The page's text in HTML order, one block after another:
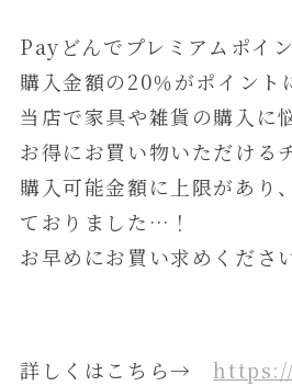
Payどんでプレミアムポイ
購入金額の20％がポイン
当店で家具や雑貨の購入に
お得にお買い物いただける
購入可能金額に上限があり
ておりました…！
お早めにお買い求めくださ
詳しくはこちら→